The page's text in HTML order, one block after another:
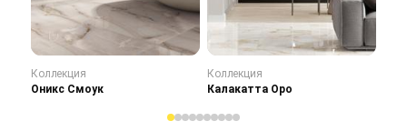
Коллекция
Оникс Смоук
Коллекция
Калакатта Оро